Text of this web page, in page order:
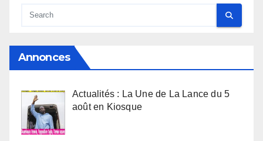
Annonces
Actualités : La Une de La Lance du 5
août en Kiosque